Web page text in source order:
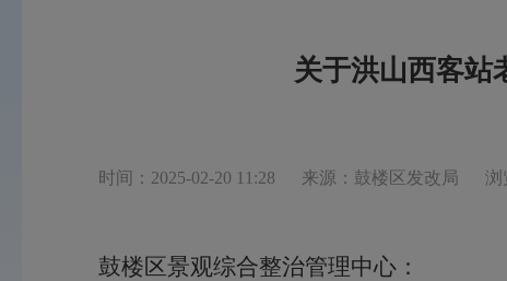
关于洪山西客站
时间：2025-02-20 11:28 来源：鼓楼区发改局 浏
鼓楼区景观综合整治管理中心 ：